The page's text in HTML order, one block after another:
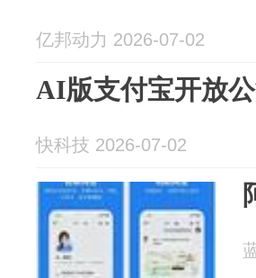
亿邦动力 2026-07-02
AI版支付宝开放
快科技 2026-07-02